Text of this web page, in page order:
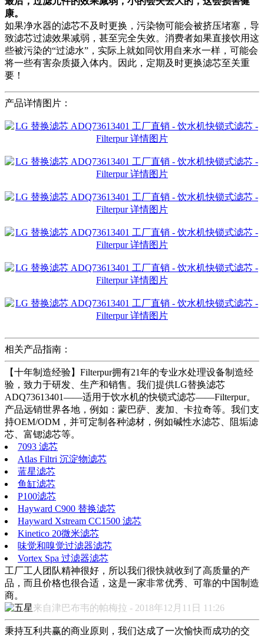
康。
如果净水器的滤芯不及时更换，污染物可能会被挤压堵塞，导
致滤芯过滤效果减弱，甚至完全失效。消费者如果直接饮用这
些被污染的“过滤水”，实际上就如同饮用自来水一样，可能会
将一些有害杂质摄入体内。因此，定期及时更换滤芯至关重
要！
产品详情图片：
相关产品指南：
【十年制造经验】Filterpur拥有21年的专业水处理设备制造经
验，致力于研发、生产和销售。我们提供LG替换滤芯
ADQ73613401——适用于饮水机的快锁式滤芯——Filterpur。
产品远销世界各地，例如：蒙巴萨、麦加、卡拉奇等。我们支
持OEM/ODM，并可定制各种滤材，例如碱性水滤芯、阻垢滤
芯、富锶滤芯等。
7093 滤芯
Atlas Filtri 沉淀物滤芯
蓝星滤芯
鱼缸滤芯
P100滤芯
Hayward C900 替换滤芯
Hayward Xstream CC1500 滤芯
Kinetico 20微米滤芯
味觉和嗅觉过滤器滤芯
Vortex Spa 过滤器滤芯
工厂工人团队精神很好，所以我们很快就收到了高质量的产
品，而且价格也很合适，这是一家非常优秀、可靠的中国制造
商。
来自津巴布韦的帕梅拉 - 2018年12月11日 11:26
秉持互利共赢的商业原则，我们达成了一次愉快而成功的交